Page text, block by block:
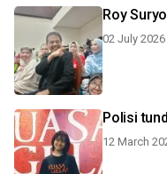
Roy
02 July 2026
Polisi
12 March